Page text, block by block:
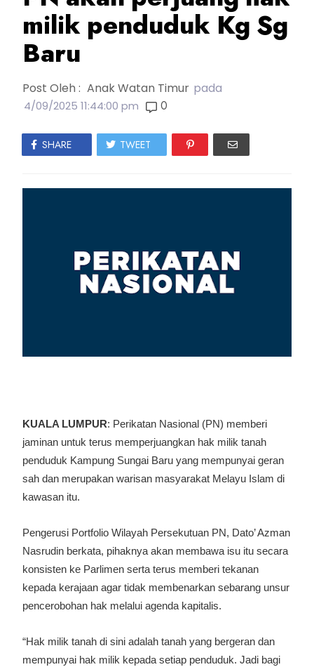
milik penduduk Kg Sg
Baru
Post Oleh : Anak Watan Timur pada
4/09/2025 11:44:00 pm 0
SHARE TWEET
KUALA LUMPUR: Perikatan Nasional (PN) memberi
jaminan untuk terus memperjuangkan hak milik tanah
penduduk Kampung Sungai Baru yang mempunyai geran
sah dan merupakan warisan masyarakat Melayu Islam di
kawasan itu.
Pengerusi Portfolio Wilayah Persekutuan PN, Dato’ Azman
Nasrudin berkata, pihaknya akan membawa isu itu secara
konsisten ke Parlimen serta terus memberi tekanan
kepada kerajaan agar tidak membenarkan sebarang unsur
pencerobohan hak melalui agenda kapitalis.
“Hak milik tanah di sini adalah tanah yang bergeran dan
mempunyai hak milik kepada setiap penduduk. Jadi bagi